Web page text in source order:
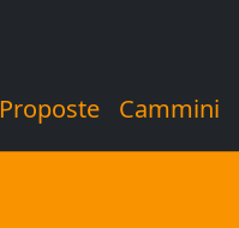
Proposte Cammini